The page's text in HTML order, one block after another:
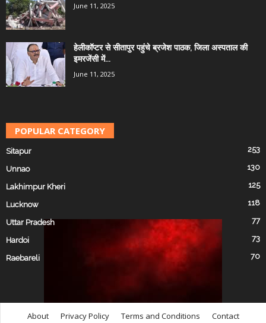
June 11, 2025
हेलीकॉप्टर से सीतापुर पहुंचे ब्रजेश पाठक, जिला अस्पताल की
इमरजेंसी में...
June 11, 2025
POPULAR CATEGORY
Sitapur 253
Unnao 130
Lakhimpur Kheri 125
Lucknow 118
Uttar Pradesh 77
Hardoi 73
Raebareli 70
About Privacy Policy Terms and Conditions Contact